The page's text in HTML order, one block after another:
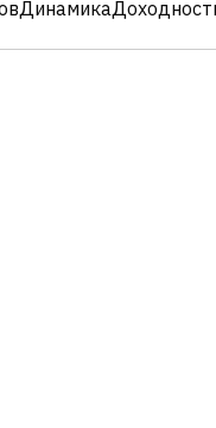
Динамика